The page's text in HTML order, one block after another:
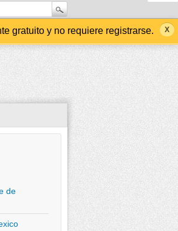
gratuito y no requiere registrarse.
de